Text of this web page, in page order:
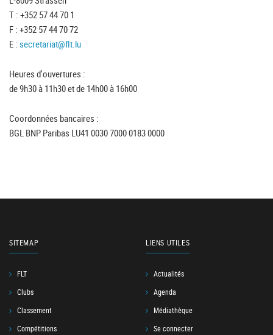
T : +352 57 44 70 1
F : +352 57 44 70 72
E : secretariat@flt.lu
Heures d'ouvertures :
de 9h30 à 11h30 et de 14h00 à 16h00
Coordonnées bancaires :
BGL BNP Paribas LU41 0030 7000 0183 0000
SITEMAP
FLT
Clubs
Classement
Compétitions
LIENS UTILES
Actualités
Agenda
Médiathèque
Se connecter